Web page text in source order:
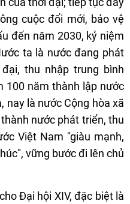
cuộc đổi mới, bảo vệ
đến năm 2030, kỷ niệm
ta là nước đang phát
thu nhập trung bình
100 năm thành lập nước
nay là nước Cộng hòa xã
nước phát triển, thu
Việt Nam "giàu mạnh,
vững bước đi lên chủ
Đại hội XIV, đặc biệt là